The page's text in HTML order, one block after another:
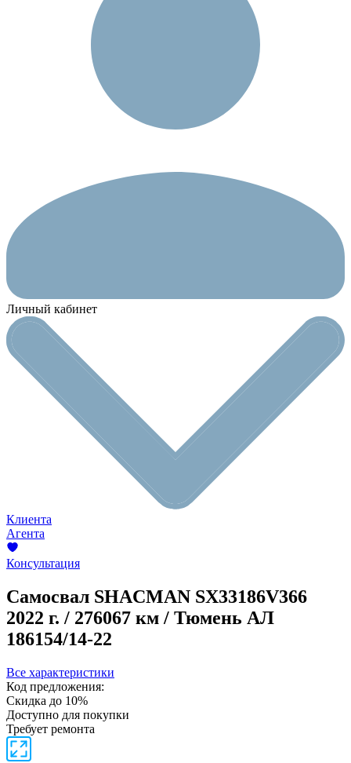
Личный кабинет
Клиента
Агента
Консультация
Самосвал SHACMAN SX33186V366
2022 г. / 276067 км / Тюмень АЛ
186154/14-22
Все характеристики
Код предложения:
Скидка до 10%
Доступно для покупки
Требует ремонта